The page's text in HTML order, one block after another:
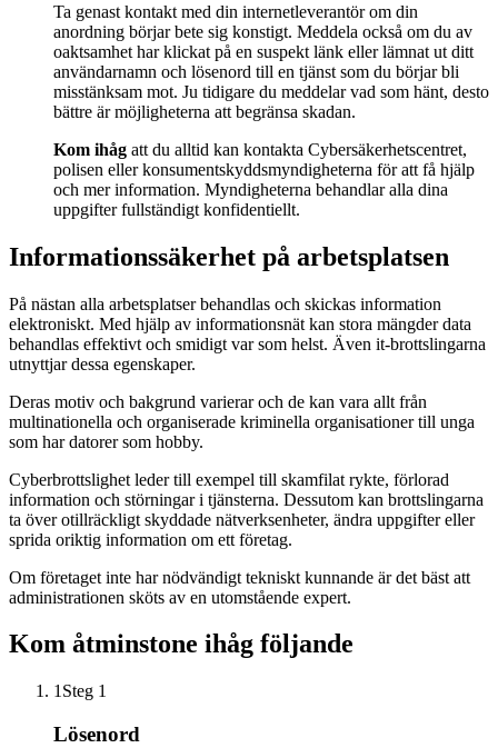
Ta genast kontakt med din internetleverantör om din
anordning börjar bete sig konstigt. Meddela också om du av
oaktsamhet har klickat på en suspekt länk eller lämnat ut ditt
användarnamn och lösenord till en tjänst som du börjar bli
misstänksam mot. Ju tidigare du meddelar vad som hänt, desto
bättre är möjligheterna att begränsa skadan.
Kom ihåg att du alltid kan kontakta Cybersäkerhetscentret,
polisen eller konsumentskyddsmyndigheterna för att få hjälp
och mer information. Myndigheterna behandlar alla dina
uppgifter fullständigt konfidentiellt.
Informationssäkerhet på arbetsplatsen
På nästan alla arbetsplatser behandlas och skickas information
elektroniskt. Med hjälp av informationsnät kan stora mängder data
behandlas effektivt och smidigt var som helst. Även it-brottslingarna
utnyttjar dessa egenskaper.
Deras motiv och bakgrund varierar och de kan vara allt från
multinationella och organiserade kriminella organisationer till unga
som har datorer som hobby.
Cyberbrottslighet leder till exempel till skamfilat rykte, förlorad
information och störningar i tjänsterna. Dessutom kan brottslingarna
ta över otillräckligt skyddade nätverksenheter, ändra uppgifter eller
sprida oriktig information om ett företag.
Om företaget inte har nödvändigt tekniskt kunnande är det bäst att
administrationen sköts av en utomstående expert.
Kom åtminstone ihåg följande
1 Steg 1
Lösenord